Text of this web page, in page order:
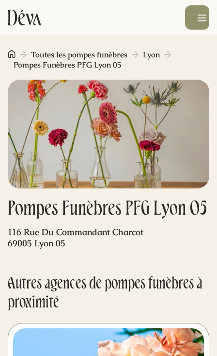
Obsèques
Prévoyance
Monument funéraire
Livraison de fleurs
Blog
Ouvrir le
Pompes Funèbres PFG Lyon 05
Toutes les pompes funèbres
Lyon
Pompes Funèbres PFG Lyon 05
116 Rue Du Commandant Charcot
69005 Lyon 05
Autres agences de pompes funèbres à
proximité